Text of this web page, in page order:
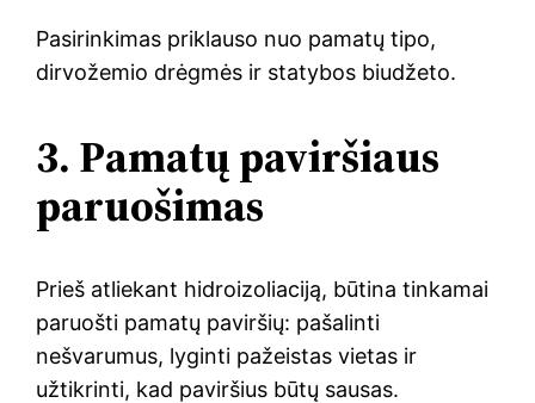
Pasirinkimas priklauso nuo pamatų tipo,
dirvožemio drėgmės ir statybos biudžeto.
3. Pamatų paviršiaus
paruošimas
Prieš atliekant hidroizoliaciją, būtina tinkamai
paruošti pamatų paviršių: pašalinti
nešvarumus, lyginti pažeistas vietas ir
užtikrinti, kad paviršius būtų sausas.